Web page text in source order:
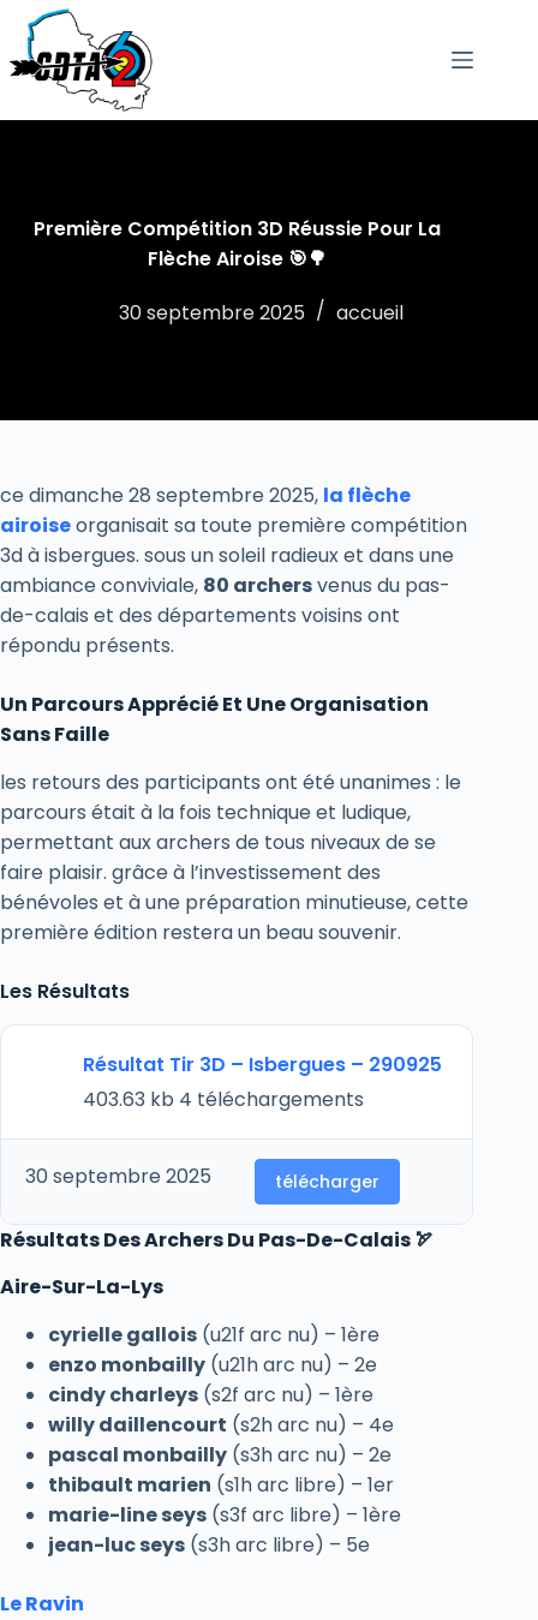
passer
contenu
Première Compétition 3D Réussie Pour La
Flèche Airoise 🎯🌳
30 septembre 2025
accueil
ce dimanche 28 septembre 2025, la flèche
airoiseorganisait sa toute première compétition
3d à isbergues. sous un soleil radieux et dans une
ambiance conviviale, 80 archersvenus du pas-
de-calais et des départements voisins ont
répondu présents.
Un Parcours Apprécié Et Une Organisation
Sans Faille
les retours des participants ont été unanimes : le
parcours était à la fois technique et ludique,
permettant aux archers de tous niveaux de se
faire plaisir. grâce à l’investissement des
bénévoles et à une préparation minutieuse, cette
première édition restera un beau souvenir.
Les Résultats
Résultat Tir 3D – Isbergues – 290925
403.63 kb 4 téléchargements
30 septembre 2025 télécharger
Résultats Des Archers Du Pas-De-Calais 🏹
Aire-Sur-La-Lys
cyrielle gallois (u21f arc nu) – 1ère
enzo monbailly (u21h arc nu) – 2e
cindy charleys (s2f arc nu) – 1ère
willy daillencourt (s2h arc nu) – 4e
pascal monbailly (s3h arc nu) – 2e
thibault marien (s1h arc libre) – 1er
marie-line seys (s3f arc libre) – 1ère
jean-luc seys (s3h arc libre) – 5e
Le Ravin